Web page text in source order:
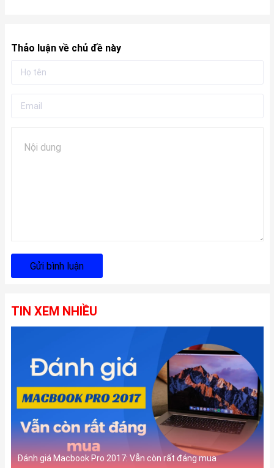
Thảo luận về chủ đề này
Gửi bình luận
TIN XEM NHIỀU
Đánh giá Macbook Pro 2017: Vẫn còn rất đáng mua